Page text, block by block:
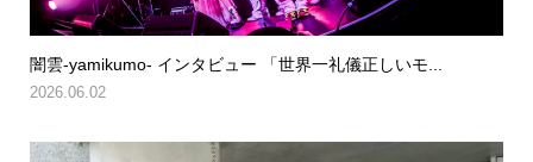
闇雲-yamikumo- インタビュー 「世界一礼儀正しいモ...
2026.06.02